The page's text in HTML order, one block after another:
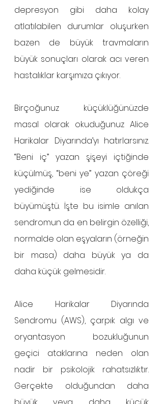
depresyon gibi daha kolay
atlatılabilen durumlar oluşurken
bazen de büyük travmaların
büyük sonuçları olarak acı veren
hastalıklar karşımıza çıkıyor.
Birçoğunuz küçüklüğünüzde
masal olarak okuduğunuz Alice
Harikalar Diyarında’yı hatırlarsınız.
“Beni iç” yazan şişeyi içtiğinde
küçülmüş, “beni ye” yazan çöreği
yediğinde ise oldukça
büyümüştü. İşte bu isimle anılan
sendromun da en belirgin özelliği,
normalde olan eşyaların (örneğin
bir masa) daha büyük ya da
daha küçük gelmesidir.
Alice Harikalar Diyarında
Sendromu (AWS), çarpık algı ve
oryantasyon bozukluğunun
geçici ataklarına neden olan
nadir bir psikolojik rahatsızlıktır.
Gerçekte olduğundan daha